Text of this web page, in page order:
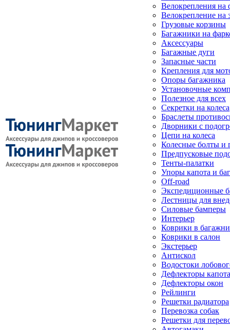
Велокрепления на
Велокрепление на
Грузовые корзины
Багажники на
Аксессуары
Багажные дуги
Запасные части
Крепления для
Опоры багажника
Установочные
Полезное для всех
Секретки на колеса
Браслеты
Дворники с
Цепи на колеса
Колесные болты и
Предпусковые
Тенты-палатки
Упоры капота и
Off-road
Экспедиционные
Лестницы для
Силовые бамперы
Интерьер
Коврики в
Коврики в салон
Экстерьер
Антискол
Водостоки
Дефлекторы капота
Дефлекторы окон
Рейлинги
Решетки радиатора
Перевозка собак
Решетки для